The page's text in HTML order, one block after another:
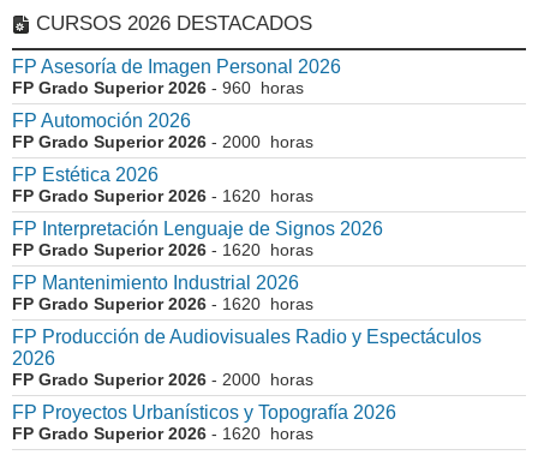
CURSOS 2026 DESTACADOS
FP Asesoría de Imagen Personal 2026
FP Grado Superior 2026 - 960 horas
FP Automoción 2026
FP Grado Superior 2026 - 2000 horas
FP Estética 2026
FP Grado Superior 2026 - 1620 horas
FP Interpretación Lenguaje de Signos 2026
FP Grado Superior 2026 - 1620 horas
FP Mantenimiento Industrial 2026
FP Grado Superior 2026 - 1620 horas
FP Producción de Audiovisuales Radio y Espectáculos
2026
FP Grado Superior 2026 - 2000 horas
FP Proyectos Urbanísticos y Topografía 2026
FP Grado Superior 2026 - 1620 horas